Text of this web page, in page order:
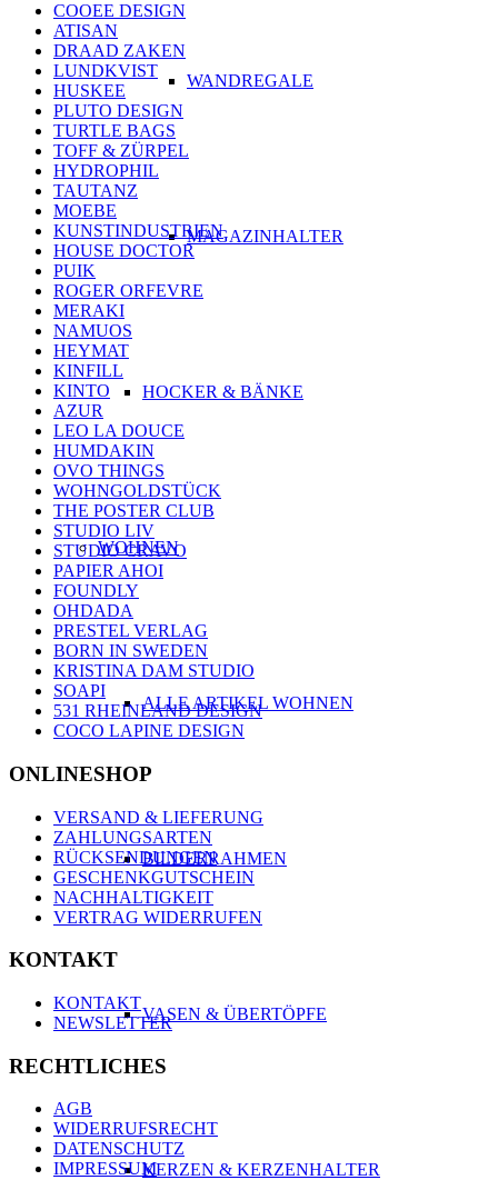
WANDREGALE
MAGAZINHALTER
HOCKER & BÄNKE
WOHNEN
ALLE ARTIKEL WOHNEN
BILDERRAHMEN
VASEN & ÜBERTÖPFE
KERZEN & KERZENHALTER
COOEE DESIGN
ATISAN
DRAAD ZAKEN
LUNDKVIST
HUSKEE
PLUTO DESIGN
TURTLE BAGS
TOFF & ZÜRPEL
HYDROPHIL
TAUTANZ
MOEBE
KUNSTINDUSTRIEN
HOUSE DOCTOR
PUIK
ROGER ORFEVRE
MERAKI
NAMUOS
HEYMAT
KINFILL
KINTO
AZUR
LEO LA DOUCE
HUMDAKIN
OVO THINGS
WOHNGOLDSTÜCK
THE POSTER CLUB
STUDIO LIV
STUDIO CRAVO
PAPIER AHOI
FOUNDLY
OHDADA
PRESTEL VERLAG
BORN IN SWEDEN
KRISTINA DAM STUDIO
SOAPI
531 RHEINLAND DESIGN
COCO LAPINE DESIGN
ONLINESHOP
VERSAND & LIEFERUNG
ZAHLUNGSARTEN
RÜCKSENDUNGEN
GESCHENKGUTSCHEIN
NACHHALTIGKEIT
VERTRAG WIDERRUFEN
KONTAKT
KONTAKT
NEWSLETTER
RECHTLICHES
AGB
WIDERRUFSRECHT
DATENSCHUTZ
IMPRESSUM